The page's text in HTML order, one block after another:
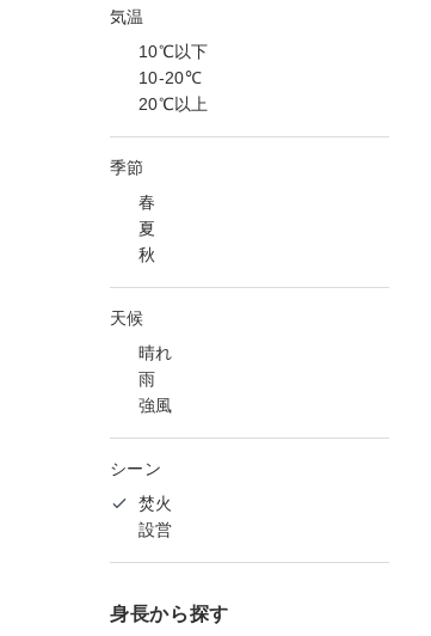
気温
10℃以下
10-20℃
20℃以上
季節
春
夏
秋
天候
晴れ
雨
強風
シーン
焚火
設営
身長から探す